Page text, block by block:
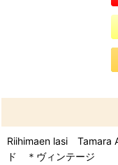
Riihimaen lasi
ド ＊ヴィンテージ